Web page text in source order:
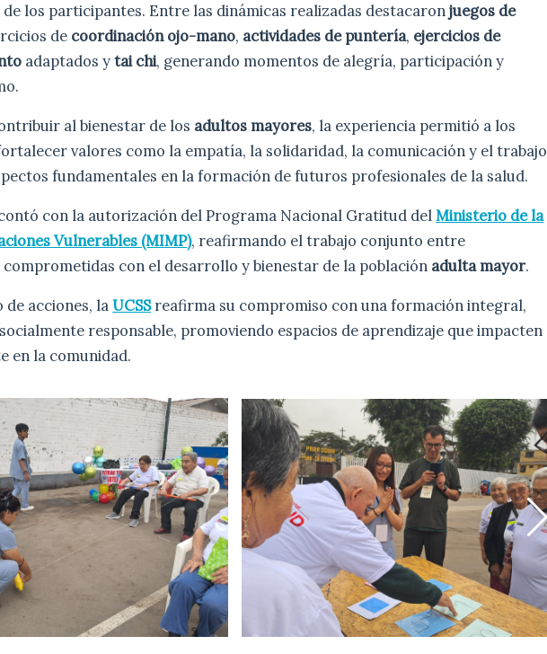
de los participantes. Entre las dinámicas realizadas destacaronjuegos de
de coordinación ojo-mano, actividades de puntería, ejercicios de
adaptados ytai chi, generando momentos de alegría, participación y
al bienestar de los adultos mayores, la experiencia permitió a los
valores como la empatía, la solidaridad, la comunicación y el trabajo
fundamentales en la formación de futuros profesionales de la salud.
con la autorización del Programa Nacional Gratitud delMinisterio de la
Vulnerables (MIMP), reafirmando el trabajo conjunto entre
con el desarrollo y bienestar de la población adulta mayor.
de acciones, laUCSSreafirma su compromiso con una formación integral,
responsable, promoviendo espacios de aprendizaje que impacten
en la comunidad.